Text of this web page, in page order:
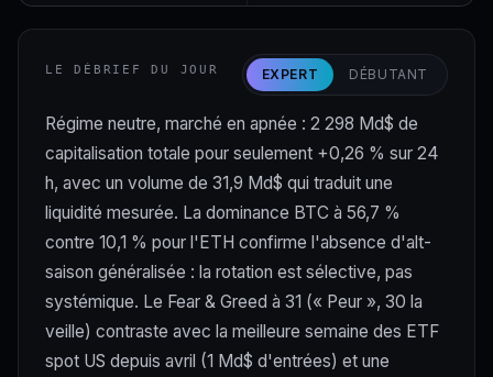
LE DÉBRIEF DU JOUR EXPERT DÉBUTANT
Régime neutre, marché en apnée : 2 298 Md$ de
capitalisation totale pour seulement +0,26 % sur 24
h, avec un volume de 31,9 Md$ qui traduit une
liquidité mesurée. La dominance BTC à 56,7 %
contre 10,1 % pour l'ETH confirme l'absence d'alt-
saison généralisée : la rotation est sélective, pas
systémique. Le Fear & Greed à 31 (« Peur », 30 la
veille) contraste avec la meilleure semaine des ETF
spot US depuis avril (1 Md$ d'entrées) et une